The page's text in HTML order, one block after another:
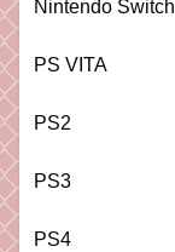
Nintendo Switch
PS VITA
PS2
PS3
PS4